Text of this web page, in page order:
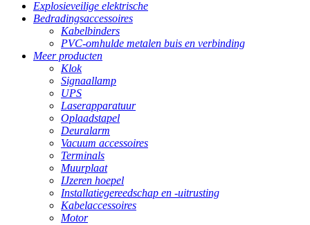
Explosieveilige elektrische
Bedradingsaccessoires
Kabelbinders
PVC-omhulde metalen buis en verbinding
Meer producten
Klok
Signaallamp
UPS
Laserapparatuur
Oplaadstapel
Deuralarm
Vacuum accessoires
Terminals
Muurplaat
IJzeren hoepel
Installatiegereedschap en -uitrusting
Kabelaccessoires
Motor